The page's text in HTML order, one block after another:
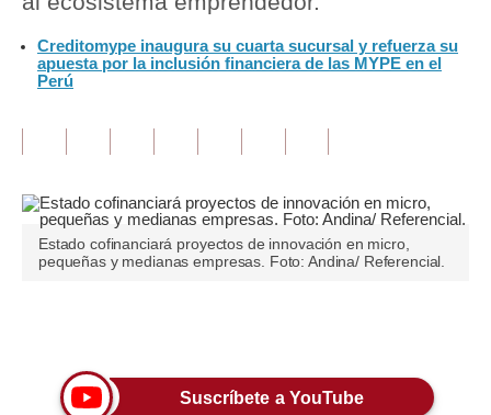
Inmobiliarias
Editorial
Pregunta de hoy
Lujo
Creditomype inaugura su cuarta sucursal y refuerza su
apuesta por la inclusión financiera de las MYPE en el
Perú
Estado cofinanciará proyectos de innovación en micro,
pequeñas y medianas empresas. Foto: Andina/ Referencial.
Suscríbete a YouTube